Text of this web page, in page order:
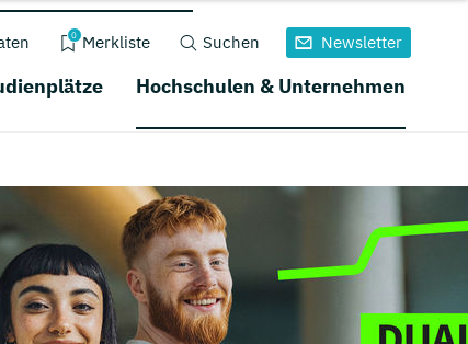
0 Merkliste Suchen Newsletter
Hochschulen & Unternehmen